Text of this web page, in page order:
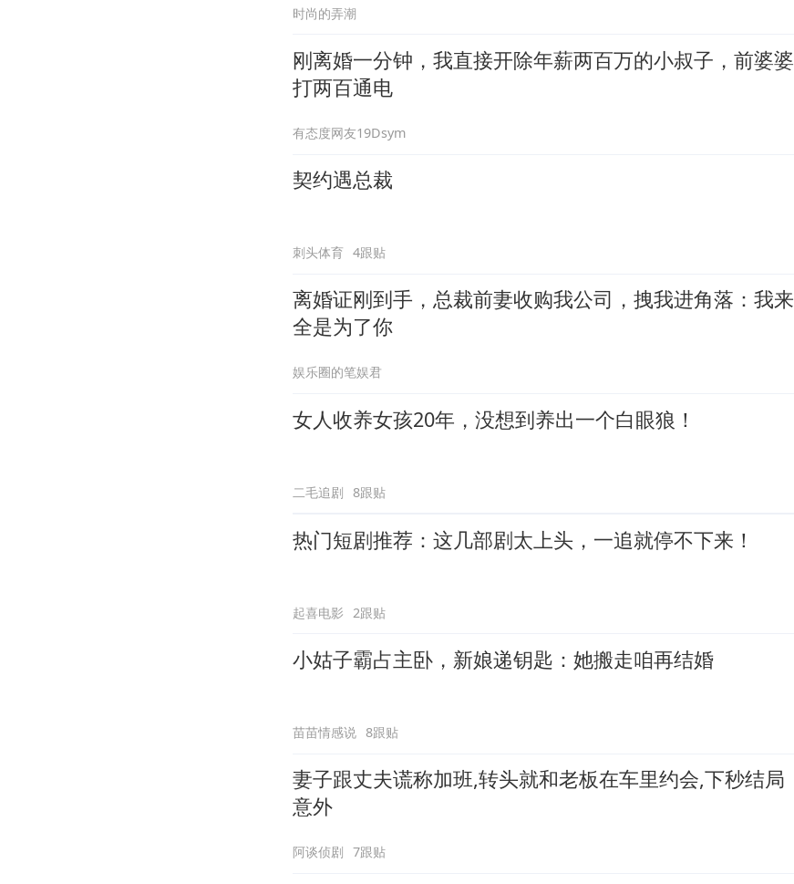
时尚的弄潮
刚离婚一分钟，我直接开除年薪两百万的小叔子，前婆婆
打两百通电
有态度网友19Dsym
契约遇总裁
刺头体育 4跟贴
离婚证刚到手，总裁前妻收购我公司，拽我进角落：我来
全是为了你
娱乐圈的笔娱君
女人收养女孩20年，没想到养出一个白眼狼！
二毛追剧 8跟贴
热门短剧推荐：这几部剧太上头，一追就停不下来！
起喜电影 2跟贴
小姑子霸占主卧，新娘递钥匙：她搬走咱再结婚
苗苗情感说 8跟贴
妻子跟丈夫谎称加班,转头就和老板在车里约会,下秒结局
意外
阿谈侦剧 7跟贴